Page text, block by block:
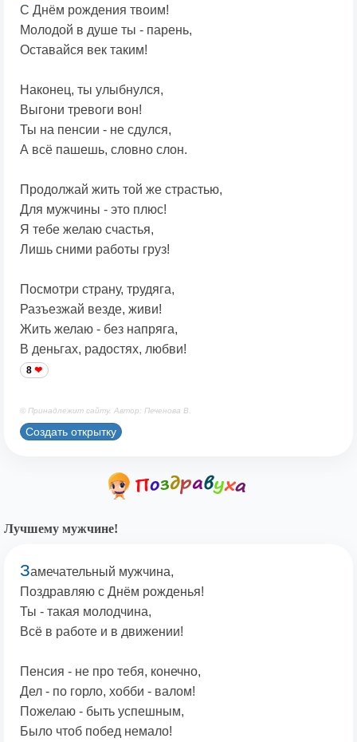
С Днём рождения твоим!
Молодой в душе ты - парень,
Оставайся век таким!
Наконец, ты улыбнулся,
Выгони тревоги вон!
Ты на пенсии - не сдулся,
А всё пашешь, словно слон.
Продолжай жить той же страстью,
Для мужчины - это плюс!
Я тебе желаю счастья,
Лишь сними работы груз!
Посмотри страну, трудяга,
Разъезжай везде, живи!
Жить желаю - без напряга,
В деньгах, радостях, любви!
8
© Принадлежит сайту. Автор: Печенова В.
Создать открытку
Лучшему мужчине!
Замечательный мужчина,
Поздравляю с Днём рожденья!
Ты - такая молодчина,
Всё в работе и в движении!
Пенсия - не про тебя, конечно,
Дел - по горло, хобби - валом!
Пожелаю - быть успешным,
Было чтоб побед немало!